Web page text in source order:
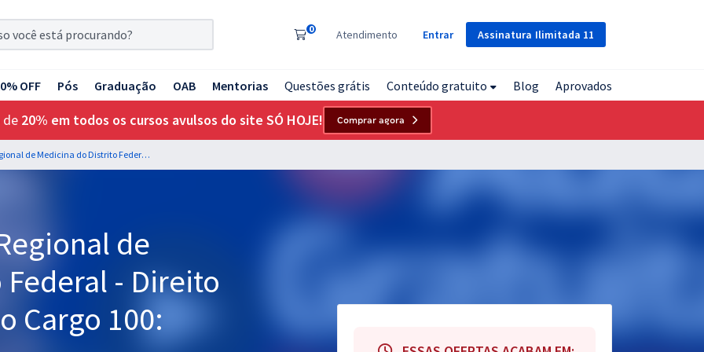
Assinatura Ilimitada 11
0 Atendimento Entrar
OFF Pós Graduação OAB Mentorias Questões grátis Conteúdo gratuito Blog Aprovados
de 20% em todos os cursos avulsos do site SÓ HOJE! Comprar agora
CRM DF - Conselho Regional de Medicina do Distrito Federal - Direito Constitucional para o Cargo 100: Advogado
de
- Direito
Cargo 100: